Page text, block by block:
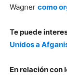
Wagner como
Te puede
Unidos a
En relación con